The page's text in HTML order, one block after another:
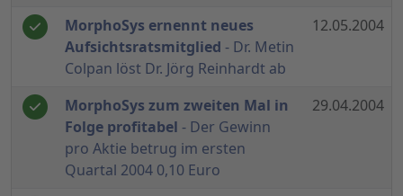
MorphoSys ernennt neues
Aufsichtsratsmitglied - Dr. Metin
Colpan löst Dr. Jörg Reinhardt ab
12.05.2004
MorphoSys zum zweiten Mal in
Folge profitabel - Der Gewinn
pro Aktie betrug im ersten
Quartal 2004 0,10 Euro
29.04.2004